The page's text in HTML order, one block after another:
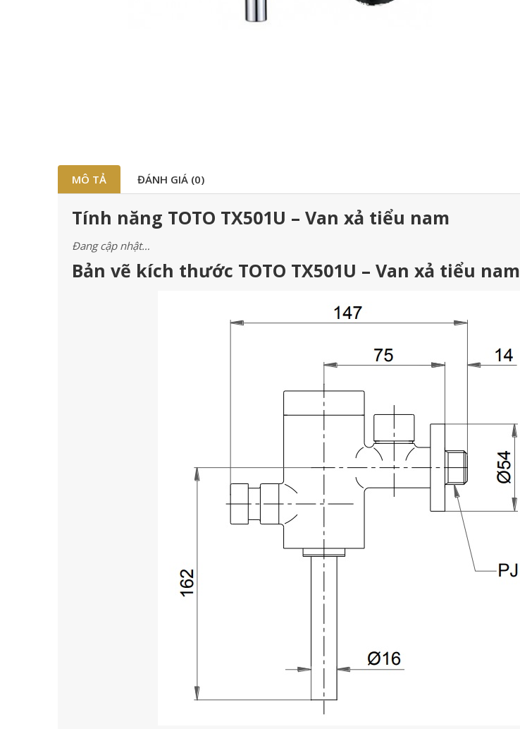
MÔ TẢ ĐÁNH GIÁ (0)
Tính năng TOTO TX501U – Van xả tiểu nam
Đang cập nhật…
Bản vẽ kích thước TOTO TX501U – Van xả tiểu nam